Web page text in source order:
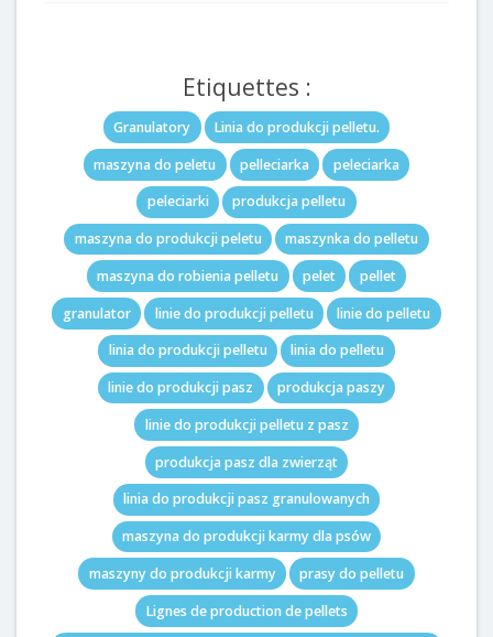
Etiquettes :
Granulatory
Linia do produkcji pelletu.
maszyna do peletu
pelleciarka
peleciarka
peleciarki
produkcja pelletu
maszyna do produkcji peletu
maszynka do pelletu
maszyna do robienia pelletu
pelet
pellet
granulator
linie do produkcji pelletu
linie do pelletu
linia do produkcji pelletu
linia do pelletu
linie do produkcji pasz
produkcja paszy
linie do produkcji pelletu z pasz
produkcja pasz dla zwierząt
linia do produkcji pasz granulowanych
maszyna do produkcji karmy dla psów
maszyny do produkcji karmy
prasy do pelletu
Lignes de production de pellets